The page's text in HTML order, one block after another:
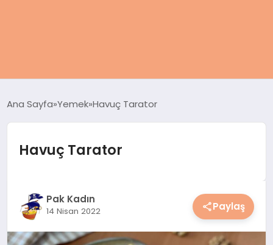
KADIN
SAĞLIK
SPOR & FITNESS
Ana Sayfa Yemek Havuç Tarator
Havuç Tarator
Pak Kadın
14 Nisan 2022 Paylaş